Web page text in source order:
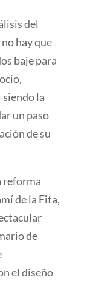
del
hay que
baje para
siendo la
un paso
de su
reforma
de la Fita,
de
el diseño